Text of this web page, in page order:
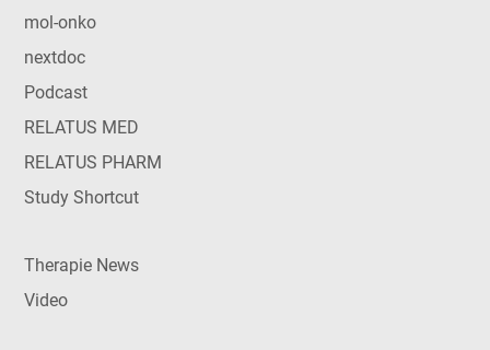
mol-onko
nextdoc
Podcast
RELATUS MED
RELATUS PHARM
Study Shortcut
Therapie News
Video